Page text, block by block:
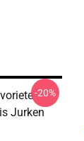
Jurken
-20%